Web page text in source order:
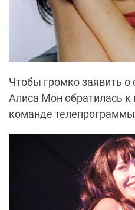
Чтобы громко заявить о
Алиса Мон обратилась к
команде